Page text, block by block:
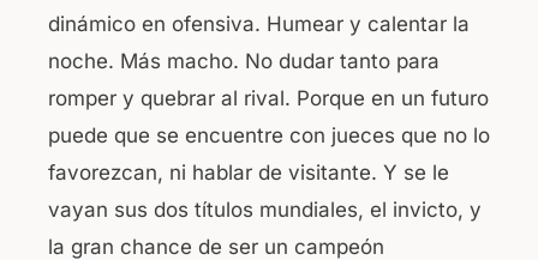
dinámico en ofensiva. Humear y calentar la
noche. Más macho. No dudar tanto para
romper y quebrar al rival. Porque en un futuro
puede que se encuentre con jueces que no lo
favorezcan, ni hablar de visitante. Y se le
vayan sus dos títulos mundiales, el invicto, y
la gran chance de ser un campeón